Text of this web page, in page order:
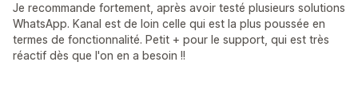
Je recommande fortement, après avoir testé plusieurs solutions
WhatsApp. Kanal est de loin celle qui est la plus poussée en
termes de fonctionnalité. Petit + pour le support, qui est très
réactif dès que l'on en a besoin !!